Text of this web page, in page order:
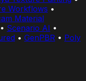
Workflows •
Material
• Scenario AI •
• GenPBR • Poly